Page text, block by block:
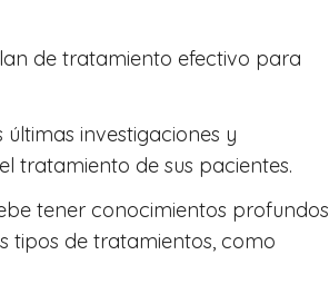
de tratamiento efectivo para
investigaciones y
tratamiento de sus pacientes.
tener conocimientos profundos
tipos de tratamientos, como